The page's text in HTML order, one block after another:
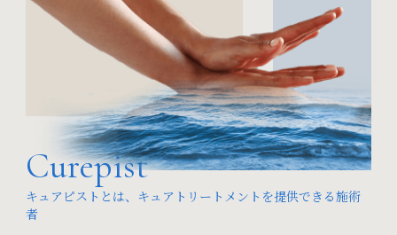
Curepist
キュアピストとは、キュアトリートメントを提供できる施術
者